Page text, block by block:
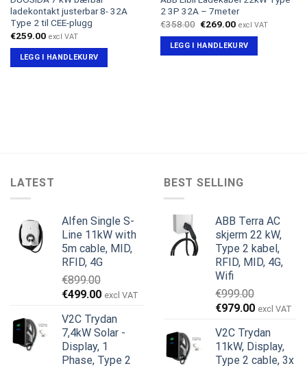
ladekontakt justerbar 8- 32A
Type 2 til CEE-plugg
€259.00 excl VAT
LEGG I HANDLEKURV
2 3P 32A – 7meter
€358.00 Opprinnelig
var:
€358.00.
€269.00Nåværende
er:
€269.00.
excl VAT
LEGG I HANDLEKURV
LATEST
Alfen Single S-
Line 11kW with
5m cable, MID,
RFID, 4G
€899.00
Opprinnelig
var:
€899.00.
€499.00Nåværende
er:
€499.00.
excl VAT
V2C Trydan
7,4kW Solar -
Display, 1
Phase, Type 2
BEST SELLING
ABB Terra AC
skjerm 22 kW,
Type 2 kabel,
RFID, MID, 4G,
Wifi
€999.00
Opprinnelig
var:
€999.00.
€979.00
er:
€979.00.
excl VAT
V2C Trydan
11kW, Display,
Type 2 cable, 3x